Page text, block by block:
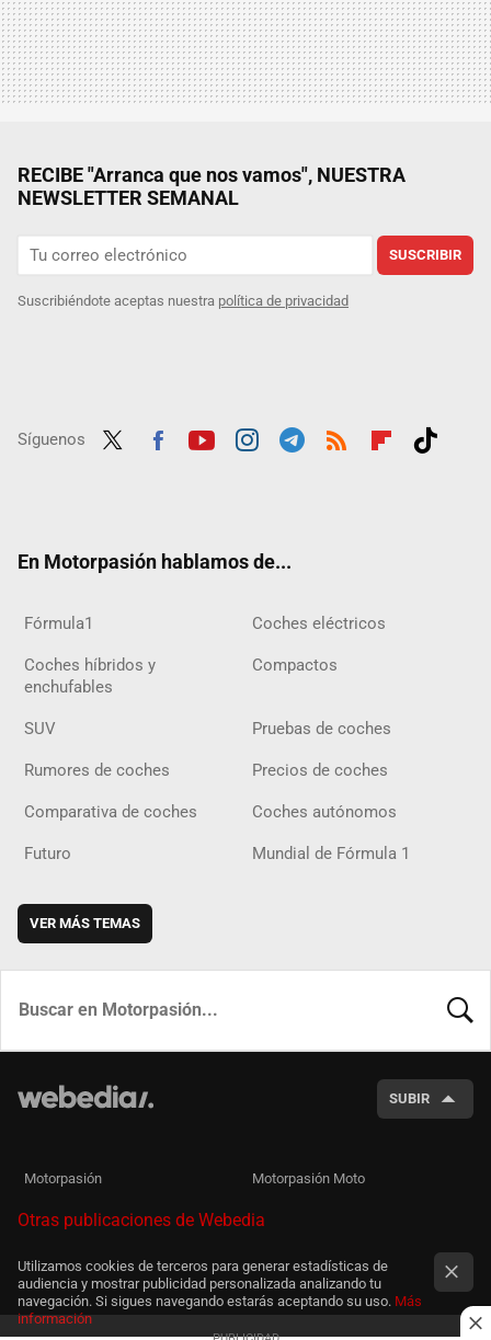
RECIBE "Arranca que nos vamos", NUESTRA
NEWSLETTER SEMANAL
SUSCRIBIR
Suscribiéndote aceptas nuestra política de privacidad
Síguenos
En Motorpasión hablamos de...
Fórmula1 Coches eléctricos
Coches híbridos y
enchufables
Compactos
SUV Pruebas de coches
Rumores de coches Precios de coches
Comparativa de coches Coches autónomos
Futuro Mundial de Fórmula 1
VER MÁS TEMAS
SUBIR
Motorpasión Motorpasión Moto
Otras publicaciones de Webedia
Utilizamos cookies de terceros para generar estadísticas de
audiencia y mostrar publicidad personalizada analizando tu
navegación. Si sigues navegando estarás aceptando su uso. Más
información